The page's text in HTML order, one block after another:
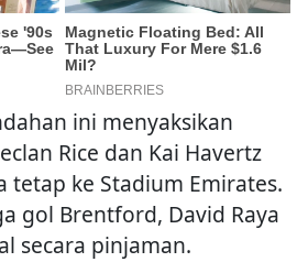
ini menyaksikan
Rice dan Kai Havertz
tetap ke Stadium Emirates.
gol Brentford, David Raya
secara pinjaman.